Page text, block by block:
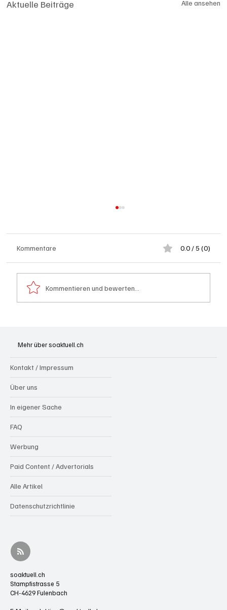
Aktuelle Beiträge Alle ansehen
Kommentare 0.0 / 5 (0)
Kommentieren und bewerten...
Mehr über soaktuell.ch
Kontakt / Impressum
Über uns
In eigener Sache
FAQ
Werbung
Paid Content / Advertorials
Alle Artikel
Datenschutzrichtlinie
soaktuell.ch
Stampfistrasse 5
CH-4629 Fulenbach